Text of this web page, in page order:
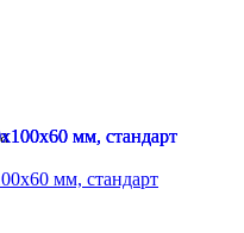
мм, стандарт